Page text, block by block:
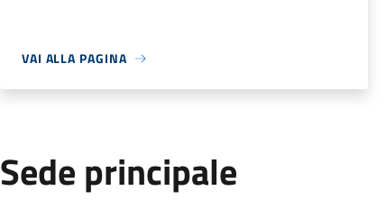
VAI ALLA PAGINA
Sede principale